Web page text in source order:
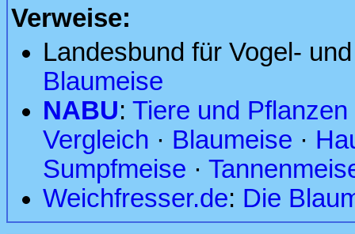
Verweise:
Landesbund für Vogel-
Blaumeise
NABU: Tiere und Pflanzen
Vergleich · Blaumeise ·
Sumpfmeise ·
Weichfresser.de: Die